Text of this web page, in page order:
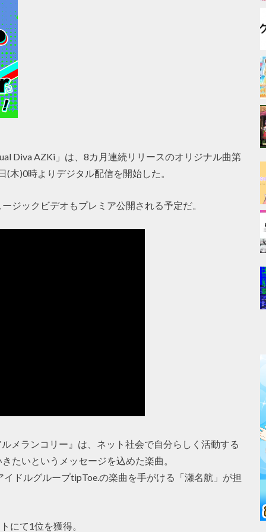
Diva AZKi」は、8カ月連続リリースのオリジナル曲第
木)0時よりデジタル配信を開始した。
ジックビデオもプレミア公開される予定だ。
メランコリー』は、ネット社会で自分らしく活動する
たいというメッセージを込めた楽曲。
ドルグループtipToe.の楽曲を手がける「瀬名航」が担
にて1位を獲得。